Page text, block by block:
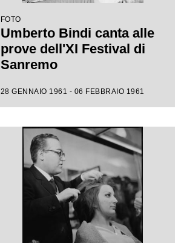
FOTO
Umberto Bindi canta alle
prove dell'XI Festival di
Sanremo
28 GENNAIO 1961 - 06 FEBBRAIO 1961